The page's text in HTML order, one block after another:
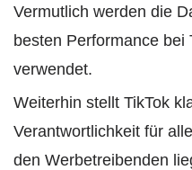
Vermutlich werden die
besten Performance bei
verwendet.
Weiterhin stellt TikTok
Verantwortlichkeit für
den Werbetreibenden